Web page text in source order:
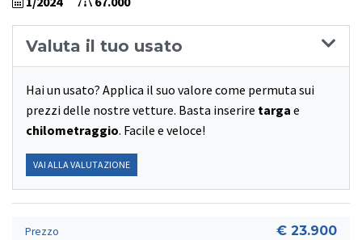
Valuta il tuo usato
Hai un usato? Applica il suo valore come permuta sui
prezzi delle nostre vetture. Basta inserire targa e
chilometraggio. Facile e veloce!
VAI ALLA VALUTAZIONE
Prezzo € 23.900